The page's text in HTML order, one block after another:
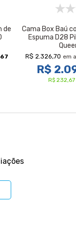
de
Cama Box Baú
Espuma D28
R$ 2.326,70 em
R$
R$